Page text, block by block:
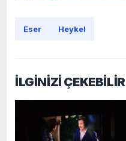
Eser Heykel
İLGİNİZİ ÇEKEBİLİR